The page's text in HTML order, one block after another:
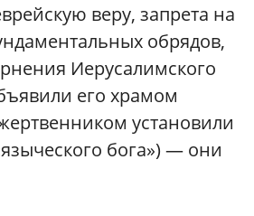
веру, запрета на
обрядов,
Иерусалимского
его храмом
установили
бога») — они